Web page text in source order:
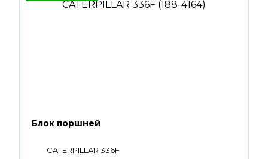
Блок поршней
CATERPILLAR 336F